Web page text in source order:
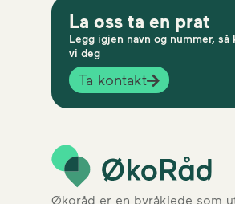
La oss ta en prat
Legg igjen navn og nummer, så
vi deg
Ta kontakt
Økoråd er en byråkjede som